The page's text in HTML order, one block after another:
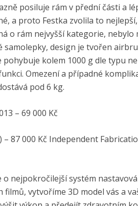
posiluje rám v přední části a
a proto Festka zvolila to
o rám nejvyšší kategorie,
design je tvořen
kolem 1000 g dle typu
Omezení a případné
pod 6 kg.
– 69 000 Kč
– 87 000 Kč Independent
nejpokročilejší systém
vytvoříme 3D model vás a